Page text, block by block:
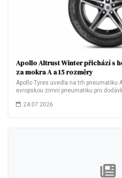
Apollo Altrust Winter přichází s
za mokra A a 15 rozměry
Apollo Tyres uvedla na trh pneumatiku
evropskou zimní pneumatiku pro
24.07.2026